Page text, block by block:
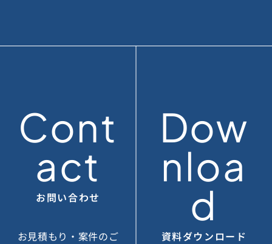
Cont
act
お問い合わせ
お見積もり・案件のご
Dow
nloa
d
資料ダウンロード